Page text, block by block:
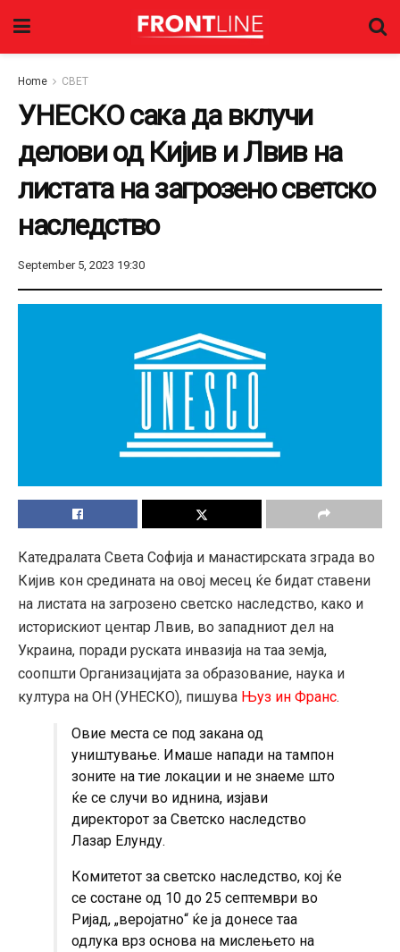
Home СВЕТ
УНЕСКО сака да вклучи
делови од Кијив и Лвив на
листата на загрозено светско
наследство
September 5, 2023 19:30
Катедралата Света Софија и манастирската зграда во
Кијив кон средината на овој месец ќе бидат ставени
на листата на загрозено светско наследство, како и
историскиот центар Лвив, во западниот дел на
Украина, поради руската инвазија на таа земја,
соопшти Организацијата за образование, наука и
култура на ОН (УНЕСКО), пишува Њуз ин Франс.
Овие места се под закана од
уништување. Имаше напади на тампон
зоните на тие локации и не знаеме што
ќе се случи во иднина, изјави
директорот за Светско наследство
Лазар Елунду.
Комитетот за светско наследство, кој ќе
се состане од 10 до 25 септември во
Ријад, „веројатно“ ќе ја донесе таа
одлука врз основа на мислењето на